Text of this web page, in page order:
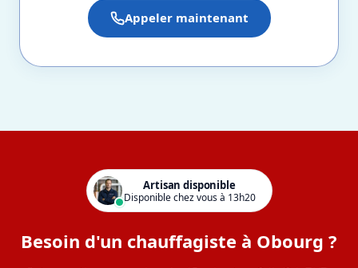
Appeler maintenant
Artisan disponible
Disponible chez vous à 13h20
Besoin d'un chauffagiste à Obourg ?